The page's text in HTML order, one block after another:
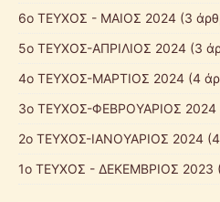
6o ΤΕΥΧΟΣ - ΜΑΙΟΣ 2024 (3
5ο ΤΕΥΧΟΣ-ΑΠΡΙΛΙΟΣ 2024 (3
4ο ΤΕΥΧΟΣ-ΜΑΡΤΙΟΣ 2024 (4
3ο ΤΕΥΧΟΣ-ΦΕΒΡΟΥΑΡΙΟΣ 2024
2o ΤΕΥΧΟΣ-ΙΑΝΟΥΑΡΙΟΣ 2024
1o ΤΕΥΧΟΣ - ΔΕΚΕΜΒΡΙΟΣ 2023